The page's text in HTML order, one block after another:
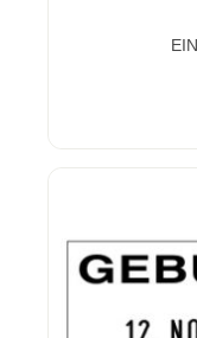
Durchschnittliche